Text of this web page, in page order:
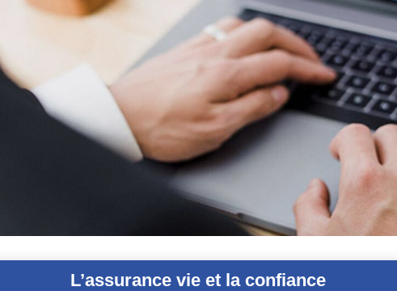
L’assurance vie et la confiance